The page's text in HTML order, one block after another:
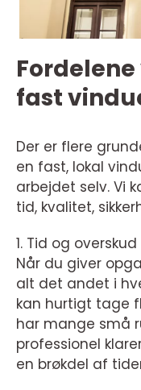
fast
Der er flere
en fast, lokal
arbejdet selv. Vi
tid, kvalitet,
1. Tid og overskud
Når du giver
alt det andet i
kan hurtigt tage
har mange små
professionel
en brøkdel af